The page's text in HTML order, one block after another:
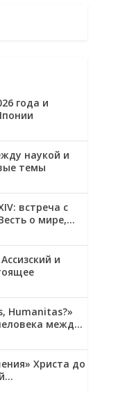
года и
наукой и
темы
встреча с
о мире,
и
Humanitas?»
между
Христа до